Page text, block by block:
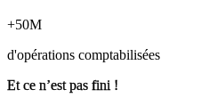
+50M
d'opérations comptabilisées
Et ce n’est pas fini !